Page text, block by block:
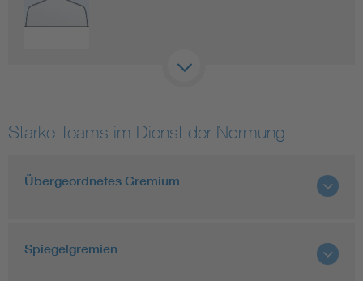
Starke Teams im Dienst der Normung
Übergeordnetes Gremium
Spiegelgremien